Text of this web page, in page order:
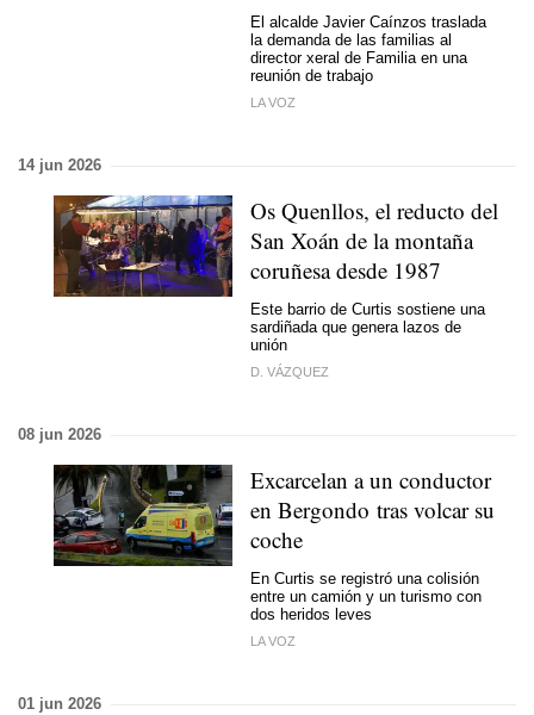
El alcalde Javier Caínzos traslada
la demanda de las familias al
director xeral de Familia en una
reunión de trabajo
LA VOZ
14 jun 2026
Os Quenllos, el reducto del
San Xoán de la montaña
coruñesa desde 1987
Este barrio de Curtis sostiene una
sardiñada que genera lazos de
unión
D. VÁZQUEZ
08 jun 2026
Excarcelan a un conductor
en Bergondo tras volcar su
coche
En Curtis se registró una colisión
entre un camión y un turismo con
dos heridos leves
LA VOZ
01 jun 2026